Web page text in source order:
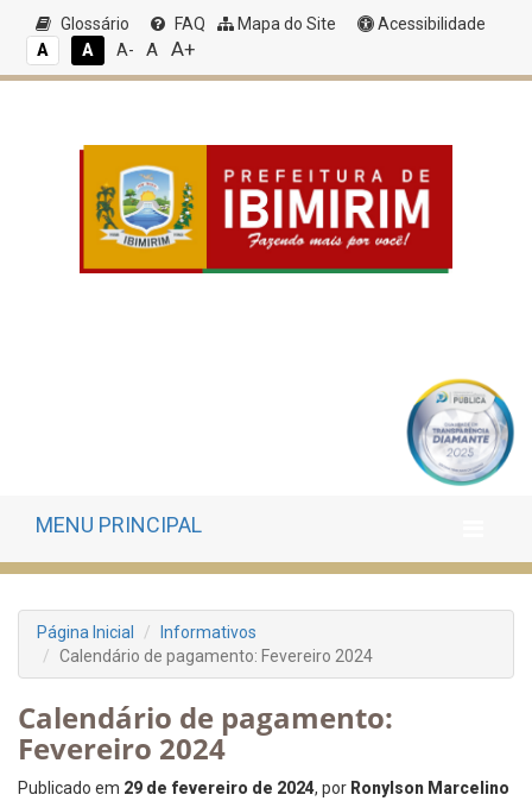
Glossário FAQ Mapa do Site
Acessibilidade
A
A A- A A+
MENU PRINCIPAL
Página Inicial
Informativos
Calendário de pagamento: Fevereiro 2024
Calendário de pagamento:
Fevereiro 2024
Publicado em 29 de fevereiro de 2024, por Ronylson Marcelino